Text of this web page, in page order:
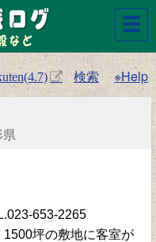
検索 ※Help
県
653-2265
1500坪の敷地に客室が
☰